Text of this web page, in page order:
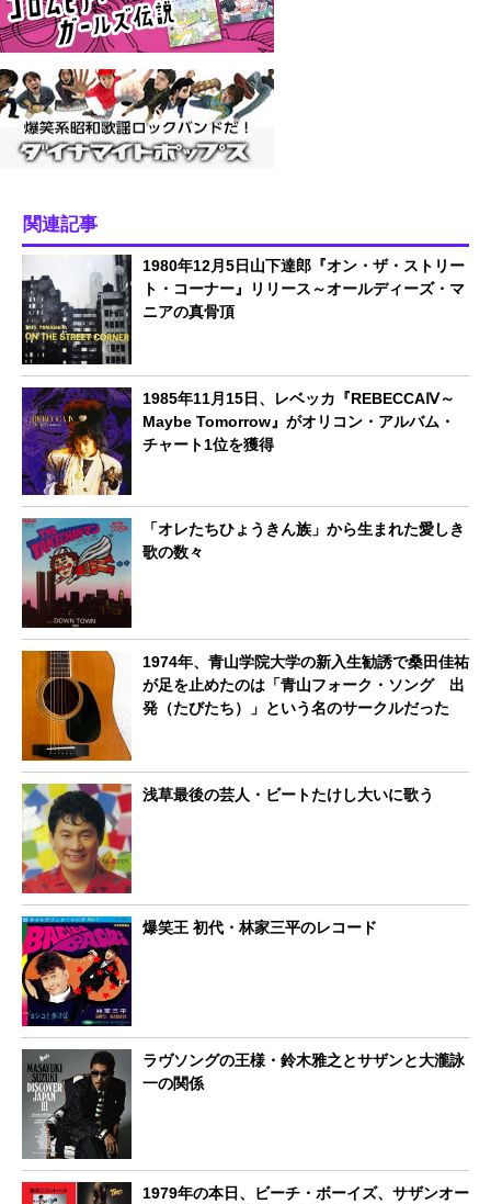
関連記事
1980年12月5日山下達郎『オン・ザ・ストリー
ト・コーナー』リリース～オールディーズ・マ
ニアの真骨頂
1985年11月15日、レベッカ『REBECCAⅣ～
Maybe Tomorrow』がオリコン・アルバム・
チャート1位を獲得
「オレたちひょうきん族」から生まれた愛しき
歌の数々
1974年、青山学院大学の新入生勧誘で桑田佳祐
が足を止めたのは「青山フォーク・ソング 出
発（たびたち）」という名のサークルだった
浅草最後の芸人・ビートたけし大いに歌う
爆笑王 初代・林家三平のレコード
ラヴソングの王様・鈴木雅之とサザンと大瀧詠
一の関係
1979年の本日、ビーチ・ボーイズ、サザンオー